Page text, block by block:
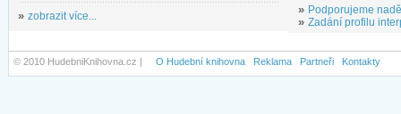
» zobrazit více... » Podporujeme
» Zadání profilu
© 2010 HudebniKnihovna.cz | O Hudební knihovna Reklama Partneři Kontakty